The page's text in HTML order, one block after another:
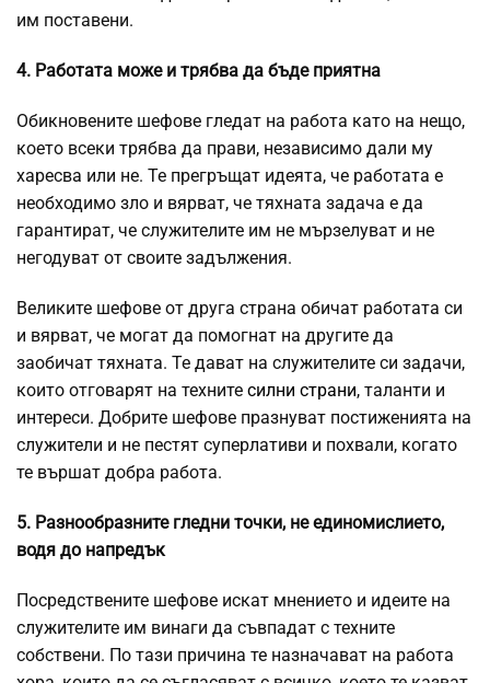
им поставени.
4. Работата може и трябва да бъде приятна
Обикновените шефове гледат на работа като на нещо,
което всеки трябва да прави, независимо дали му
харесва или не. Те прегръщат идеята, че работата е
необходимо зло и вярват, че тяхната задача е да
гарантират, че служителите им не мързелуват и не
негодуват от своите задължения.
Великите шефове от друга страна обичат работата си
и вярват, че могат да помогнат на другите да
заобичат тяхната. Те дават на служителите си задачи,
които отговарят на техните силни страни, таланти и
интереси. Добрите шефове празнуват постиженията на
служители и не пестят суперлативи и похвали, когато
те вършат добра работа.
5. Разнообразните гледни точки, не единомислието,
водя до напредък
Посредствените шефове искат мнението и идеите на
служителите им винаги да съвпадат с техните
собствени. По тази причина те назначават на работа